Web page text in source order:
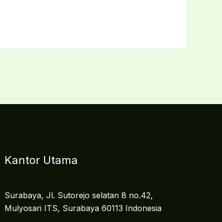
Kantor Utama
Surabaya, Jl. Sutorejo selatan 8 no.42,
Mulyosari ITS, Surabaya 60113 Indonesia